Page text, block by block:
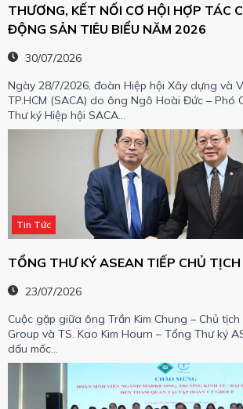
THƯƠNG, KẾT NỐI CƠ HỘI HỢP TÁC
ĐỘNG SẢN TIÊU BIỂU NĂM 2026
30/07/2026
Ngày 28/7/2026, đoàn Hiệp hội Xây dựng và
TP.HCM (SACA) do ông Ngô Hoài Đức – Phó
Thư ký Hiệp hội SACA…
Tin Tức
TỔNG THƯ KÝ ASEAN TIẾP CHỦ TỊCH
23/07/2026
Cuộc gặp giữa ông Trần Kim Chung – Chủ
Group và TS. Kao Kim Hourn – Tổng Thư ký
dấu mốc…